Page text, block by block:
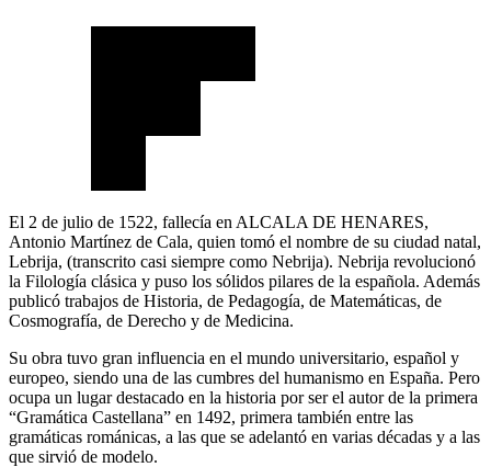
El 2 de julio de 1522, fallecía en ALCALA DE HENARES,
Antonio Martínez de Cala, quien tomó el nombre de su ciudad natal,
Lebrija, (transcrito casi siempre como Nebrija). Nebrija revolucionó
la Filología clásica y puso los sólidos pilares de la española. Además
publicó trabajos de Historia, de Pedagogía, de Matemáticas, de
Cosmografía, de Derecho y de Medicina.
Su obra tuvo gran influencia en el mundo universitario, español y
europeo, siendo una de las cumbres del humanismo en España. Pero
ocupa un lugar destacado en la historia por ser el autor de la primera
“Gramática Castellana” en 1492, primera también entre las
gramáticas románicas, a las que se adelantó en varias décadas y a las
que sirvió de modelo.